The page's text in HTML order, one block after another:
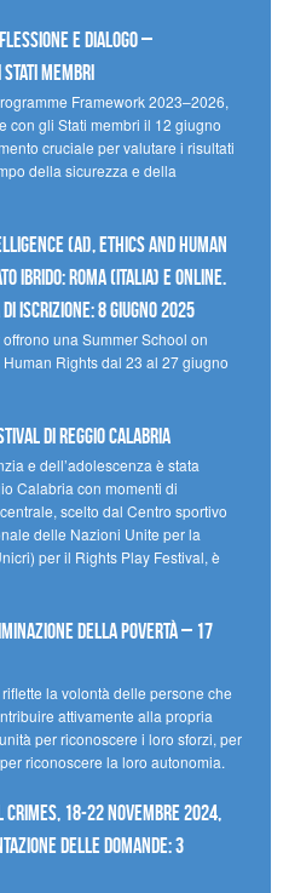
e dialogo –
Stati membri
Framework 2023–2026,
con gli Stati membri il 12 giugno
cruciale per valutare i risultati
della sicurezza e della
(AI), Ethics and Human
Ibrido: Roma (Italia) e online.
iscrizione: 8 giugno 2025
una Summer School on
Rights dal 23 al 27 giugno
di Reggio Calabria
e dell’adolescenza è stata
Calabria con momenti di
scelto dal Centro sportivo
delle Nazioni Unite per la
per il Rights Play Festival, è
della povertà – 17
la volontà delle persone che
attivamente alla propria
per riconoscere i loro sforzi, per
riconoscere la loro autonomia.
18-22 novembre 2024,
delle domande: 3